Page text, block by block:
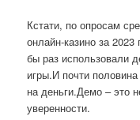
Кстати, по опросам
онлайн-казино за 2023
бы раз использовали
игры.И почти
на деньги.Демо – это
уверенности.